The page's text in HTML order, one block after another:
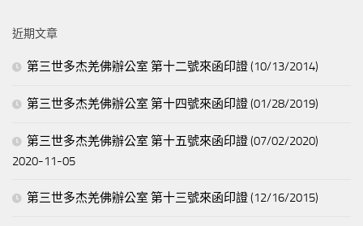
字:
近期文章
第三世多杰羌佛辦公室 第十二號來函印證 (10/13/2014)
第三世多杰羌佛辦公室 第十四號來函印證 (01/28/2019)
第三世多杰羌佛辦公室 第十五號來函印證 (07/02/2020)
2020-11-05
第三世多杰羌佛辦公室 第十三號來函印證 (12/16/2015)